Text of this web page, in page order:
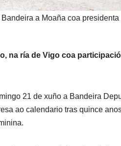
a Moaña coa
na ría de Vigo coa
21 de xuño a Bandeira
ao calendario tras quince